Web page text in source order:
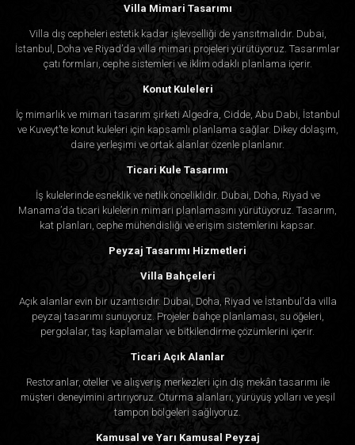
Villa Mimari Tasarımı
Villa dış cepheleri estetik kadar işlevselliği de yansıtmalıdır. Dubai,
İstanbul, Doha ve Riyad’da villa mimari projeleri yürütüyoruz. Tasarımlar
çatı formları, cephe sistemleri ve iklim odaklı planlama içerir.
Konut Kuleleri
İç mimarlık ve mimari tasarım şirketi Algedra, Cidde, Abu Dabi, İstanbul
ve Kuveyt’te konut kuleleri için kapsamlı planlama sağlar. Dikey dolaşım,
daire yerleşimi ve ortak alanlar özenle planlanır.
Ticari Kule Tasarımı
İş kulelerinde esneklik ve netlik önceliklidir. Dubai, Doha, Riyad ve
Manama’da ticari kulelerin mimari planlamasını yürütüyoruz. Tasarım,
kat planları, cephe mühendisliği ve erişim sistemlerini kapsar.
Peyzaj Tasarımı Hizmetleri
Villa Bahçeleri
Açık alanlar evin bir uzantısıdır. Dubai, Doha, Riyad ve İstanbul’da villa
peyzaj tasarımı sunuyoruz. Projeler bahçe planlaması, su öğeleri,
pergolalar, taş kaplamalar ve bitkilendirme çözümlerini içerir.
Ticari Açık Alanlar
Restoranlar, oteller ve alışveriş merkezleri için dış mekân tasarımı ile
müşteri deneyimini artırıyoruz. Oturma alanları, yürüyüş yolları ve yeşil
tampon bölgeleri sağlıyoruz.
Kamusal ve Yarı Kamusal Peyzaj